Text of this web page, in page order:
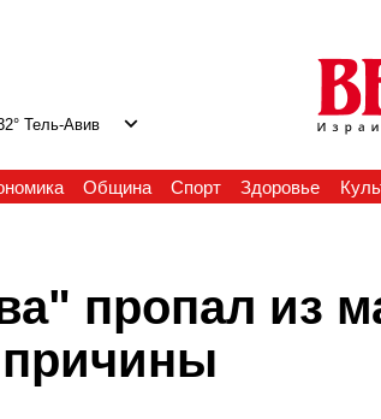
° Тель-Авив
Община Спорт Здоровье
пропал из